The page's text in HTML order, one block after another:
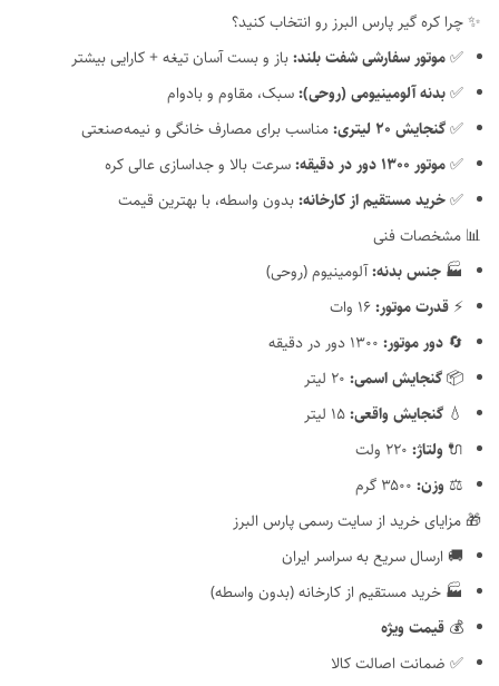
✨ چرا کره گیر پارس البرز رو انتخاب کنید؟
✅موتور سفارشی شفت بلند:باز و بست آسان تیغه + کارایی بیشتر
✅بدنه آلومینیومی (روحی):سبک، مقاوم و بادوام
✅گنجایش ۲۰ لیتری:
مناسب برای مصارف خانگی و نیمه‌صنعتی
✅موتور ۱۳۰۰ دور در دقیقه:
سرعت بالا و جداسازی عالی کره
✅خرید مستقیم از کارخانه:بدون واسطه، با بهترین قیمت
📊 مشخصات فنی
🏭 جنس بدنه:آلومینیوم (روحی)
⚡ قدرت موتور:
🔄 دور موتور:
📦گنجایش اسمی:
💧 گنجایش واقعی:
🔌 ولتاژ:
⚖️ وزن:
🎁 مزایای خرید از سایت رسمی پارس البرز
🚚 ارسال سریع به سراسر ایران
🏭 خرید مستقیم از کارخانه (بدون واسطه)
💰 قیمت ویژه
✅ ضمانت اصالت کالا